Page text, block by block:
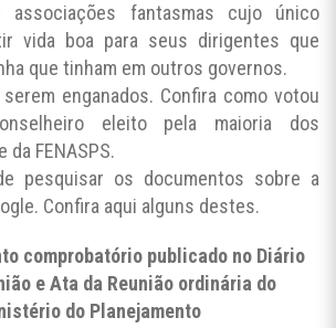
associações fantasmas cujo único
vida boa para seus dirigentes que
que tinham em outros governos.
enganados. Confira como votou
eleito pela maioria dos
FENASPS.
pesquisar os documentos sobre a
Confira aqui alguns destes.
comprobatório publicado no Diário
e Ata da Reunião ordinária do
do Planejamento